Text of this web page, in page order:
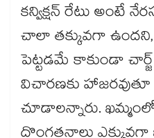
కన్విక్షన్ రేటు అంటే
చాలా తక్కువగా ఉందని,
పెట్టడమే కాకుండా చార్జ్
విచారణకు హాజరవుతూ
చూడాలన్నారు.